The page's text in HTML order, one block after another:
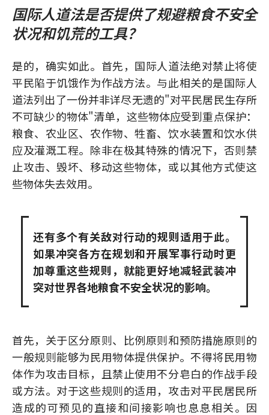
国际人道法是否提供了规避粮食不安全
状况和饥荒的工具？
是的，确实如此。首先，国际人道法绝对禁止将使
平民陷于饥饿作为作战方法。与此相关的是国际人
道法列出了一份并非详尽无遗的"对平民居民生存所
不可缺少的物体"清单，这些物体应受到重点保护：
粮食、农业区、农作物、牲畜、饮水装置和饮水供
应及灌溉工程。除非在极其特殊的情况下，否则禁
止攻击、毁坏、移动这些物体，或以其他方式使这
些物体失去效用。
还有多个有关敌对行动的规则适用于此。
如果冲突各方在规划和开展军事行动时更
加尊重这些规则，就能更好地减轻武装冲
突对世界各地粮食不安全状况的影响。
首先，关于区分原则、比例原则和预防措施原则的
一般规则能够为民用物体提供保护。不得将民用物
体作为攻击目标，且禁止使用不分皂白的作战手段
或方法。对于这些规则的适用，攻击对平民居民所
造成的可预见的直接和间接影响也息息相关。因